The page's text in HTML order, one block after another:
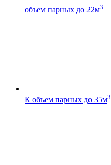
объем парных до 22м3
К объем парных до 35м3